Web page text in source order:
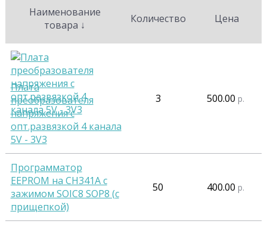
Наименование
товара ↓ Количество Цена
Плата
преобразователя
напряжения с
опт.развязкой 4 канала
5V - 3V3
3 500.00 р.
Программатор
EEPROM на CH341A c
зажимом SOIC8 SOP8 (с
прищепкой)
50 400.00 р.